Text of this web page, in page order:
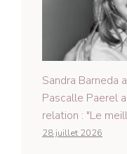
Sandra Barneda
Pascalle Paerel
relation : "Le
28 juillet 2026